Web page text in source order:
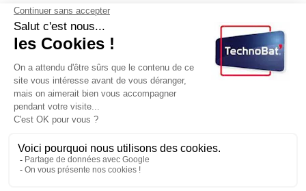
Maintenance électrique
Tableau électrique
AUBERVILLIERS - 09 70 16 83 61
contact@technobat-maintenance.fr